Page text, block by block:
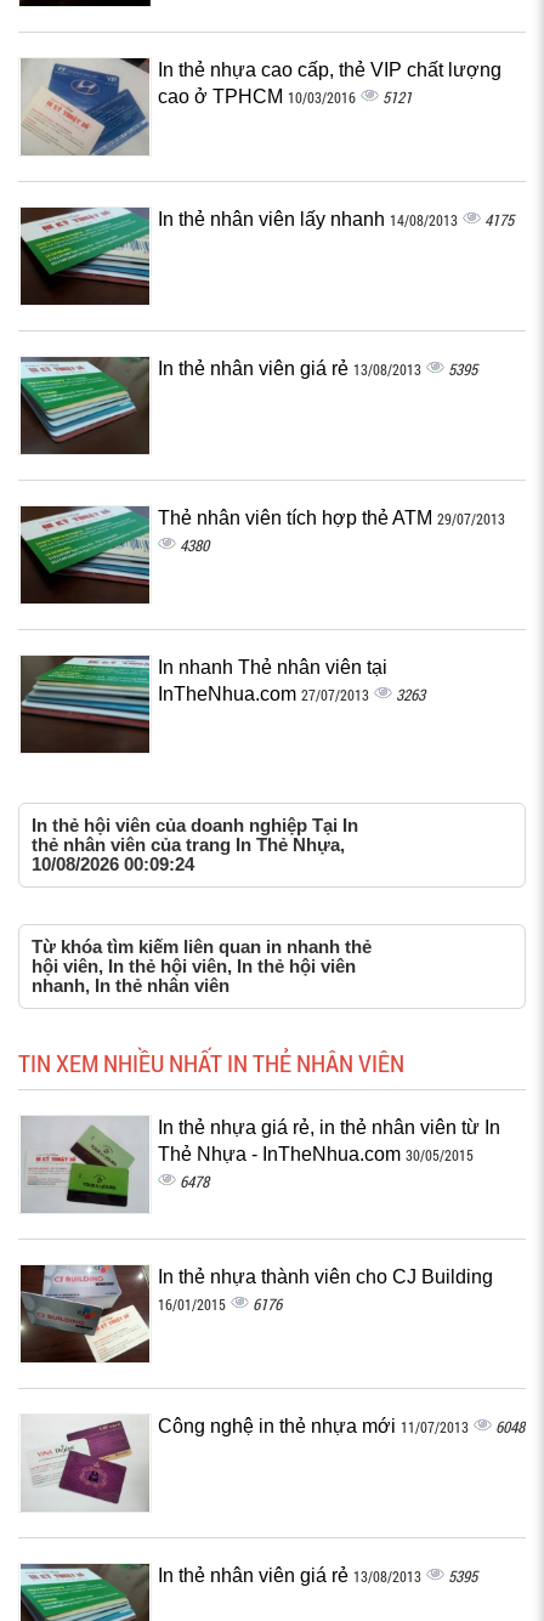
In thẻ nhựa cao cấp, thẻ VIP chất lượng
cao ở TPHCM 10/03/2016 5121
In thẻ nhân viên lấy nhanh 14/08/2013 4175
In thẻ nhân viên giá rẻ 13/08/2013 5395
Thẻ nhân viên tích hợp thẻ ATM 29/07/2013
4380
In nhanh Thẻ nhân viên tại
InTheNhua.com 27/07/2013 3263
In thẻ hội viên của doanh nghiệp Tại In
thẻ nhân viên của trang In Thẻ Nhựa,
10/08/2026 00:09:24
Từ khóa tìm kiếm liên quan in nhanh thẻ
hội viên, In thẻ hội viên, In thẻ hội viên
nhanh, In thẻ nhân viên
TIN XEM NHIỀU NHẤT IN THẺ NHÂN VIÊN
In thẻ nhựa giá rẻ, in thẻ nhân viên từ In
Thẻ Nhựa - InTheNhua.com 30/05/2015
6478
In thẻ nhựa thành viên cho CJ Building
16/01/2015 6176
Công nghệ in thẻ nhựa mới 11/07/2013 6048
In thẻ nhân viên giá rẻ 13/08/2013 5395